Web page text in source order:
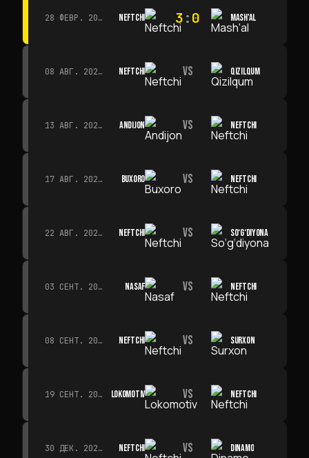
28 ФЕВР. 2026 Г. · 13:45 NEFTCHI 3:0 MASH'AL
08 АВГ. 2026 Г. · 14:00 NEFTCHI VS QIZILQUM
13 АВГ. 2026 Г. · 14:00 ANDIJON VS NEFTCHI
17 АВГ. 2026 Г. · 19:00 BUXORO VS NEFTCHI
22 АВГ. 2026 Г. · 19:00 NEFTCHI VS SO‘G‘DIYONA
03 СЕНТ. 2026 Г. · 19:00 NASAF VS NEFTCHI
08 СЕНТ. 2026 Г. · 19:00 NEFTCHI VS SURXON
19 СЕНТ. 2026 Г. · 19:00 LOKOMOTIV VS NEFTCHI
30 ДЕК. 2026 Г. · 19:00 NEFTCHI VS DINAMO